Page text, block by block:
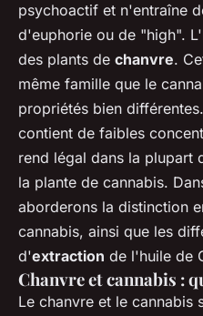
psychoactif et n'entraîne
d'euphorie ou de "high".
des plants de chanvre.
même famille que le
propriétés bien
contient de faibles
rend légal dans la plupart
la plante de cannabis.
aborderons la distinction
cannabis, ainsi que les
d'extraction de l'huile de
Chanvre et cannabis :
Le chanvre et le cannabis